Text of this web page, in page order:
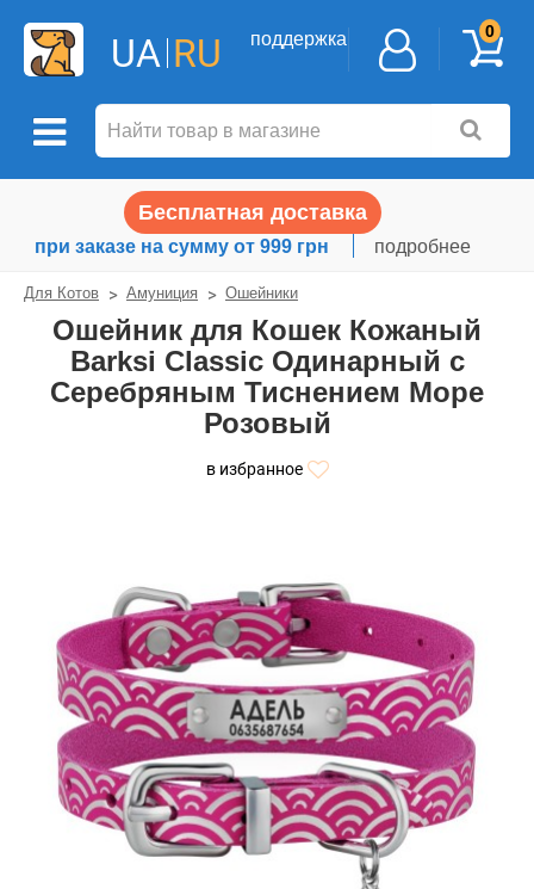
UA RU поддержка 0
Бесплатная доставка
при заказе на сумму от 999 грн подробнее
Для Котов Амуниция Ошейники
Ошейник для Кошек Кожаный
Barksi Classic Одинарный с
Серебряным Тиснением Море
Розовый
в избранное